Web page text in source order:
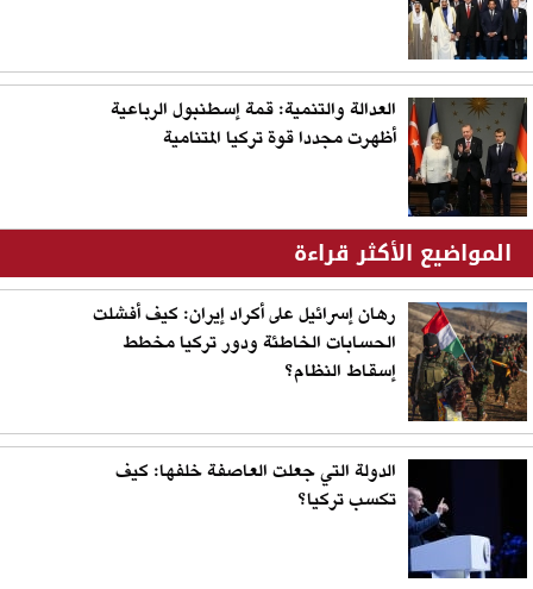
العدالة والتنمية: قمة إسطنبول الرباعية
أظهرت مجددا قوة تركيا المتنامية
المواضيع الأكثر قراءة
رهان إسرائيل على أكراد إيران: كيف أفشلت
الحسابات الخاطئة ودور تركيا مخطط
إسقاط النظام؟
الدولة التي جعلت العاصفة خلفها: كيف
تكسب تركيا؟